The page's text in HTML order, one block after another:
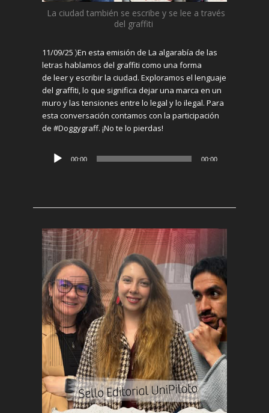
La ciudad también se escribe y se lee a través
del grafiti
11/09/25 〉En esta emisión de La algarabía de las
letras hablamos del grafiti como una forma
de leer y escribirla ciudad. Exploramos el lenguaje
del grafiti, lo que significa dejar una marca en un
muro y las tensiones entre lo legal y lo ilegal. Para
esta conversación contamos con la participación
de #Doggygraff. ¡No te lo pierdas!
Reproductor
00:00 00:00